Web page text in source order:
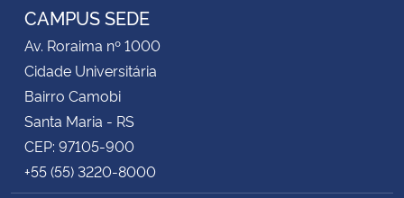
CAMPUS SEDE
Av. Roraima nº 1000
Cidade Universitária
Bairro Camobi
Santa Maria - RS
CEP: 97105-900
+55 (55) 3220-8000